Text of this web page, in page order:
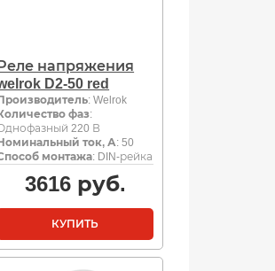
Реле напряжения
D2-50 red
: Welrok
фаз:
220 В
ток, А: 50
монтажа: DIN-рейка
3616руб.
КУПИТЬ